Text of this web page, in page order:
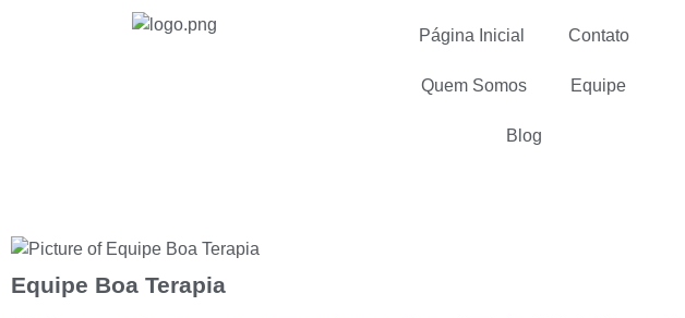
Página Inicial Contato
Quem Somos Equipe
Blog
Equipe Boa Terapia